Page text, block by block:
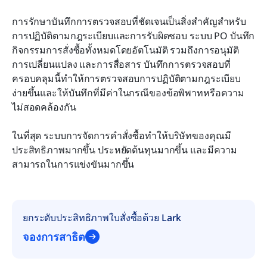
การรักษาบันทึกการตรวจสอบที่ชัดเจนเป็นสิ่งสำคัญสำหรับ
การปฏิบัติตามกฎระเบียบและการรับผิดชอบ ระบบ PO บันทึก
กิจกรรมการสั่งซื้อทั้งหมดโดยอัตโนมัติ รวมถึงการอนุมัติ
การเปลี่ยนแปลง และการสื่อสาร บันทึกการตรวจสอบที่
ครอบคลุมนี้ทำให้การตรวจสอบการปฏิบัติตามกฎระเบียบ
ง่ายขึ้นและให้บันทึกที่มีค่าในกรณีของข้อพิพาทหรือความ
ไม่สอดคล้องกัน
ในที่สุด ระบบการจัดการคำสั่งซื้อทำให้บริษัทของคุณมี
ประสิทธิภาพมากขึ้น ประหยัดต้นทุนมากขึ้น และมีความ
สามารถในการแข่งขันมากขึ้น
ยกระดับประสิทธิภาพใบสั่งซื้อด้วย Lark
จองการสาธิต